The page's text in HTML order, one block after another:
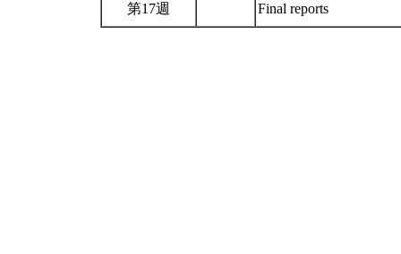
第17週 Final reports